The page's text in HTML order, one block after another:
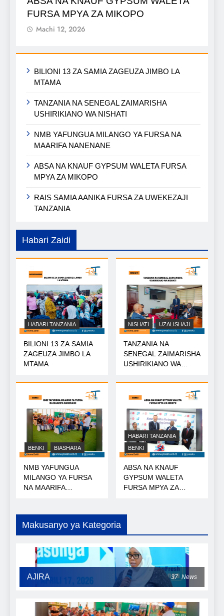
FURSA MPYA ZA MIKOPO
Machi 12, 2026
BILIONI 13 ZA SAMIA ZAGEUZA JIMBO LA
MTAMA
TANZANIA NA SENEGAL ZAIMARISHA
USHIRIKIANO WA NISHATI
NMB YAFUNGUA MILANGO YA FURSA NA
MAARIFA NANENANE
ABSA NA KNAUF GYPSUM WALETA FURSA
MPYA ZA MIKOPO
RAIS SAMIA AANIKA FURSA ZA UWEKEZAJI
TANZANIA
Habari Zaidi
HABARI TANZANIA
BILIONI 13 ZA SAMIA
ZAGEUZA JIMBO LA
MTAMA
NISHATI UZALISHAJI
TANZANIA NA
SENEGAL ZAIMARISHA
USHIRIKIANO WA
BENKI BIASHARA
NMB YAFUNGUA
MILANGO YA FURSA
NA MAARIFA
HABARI TANZANIA
BENKI
ABSA NA KNAUF
GYPSUM WALETA
FURSA MPYA ZA
Makusanyo ya Kategoria
AJIRA 37 News